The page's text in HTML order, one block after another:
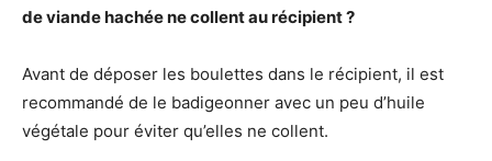
de viande hachée ne collent au récipient ?
Avant de déposer les boulettes dans le récipient, il est
recommandé de le badigeonner avec un peu d’huile
végétale pour éviter qu’elles ne collent.